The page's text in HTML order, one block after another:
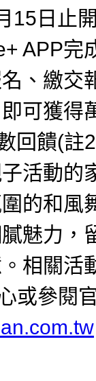
15日止
APP完
、繳交
可獲得
回饋(註
活動的
的和風
魅力，
相關活
或參閱